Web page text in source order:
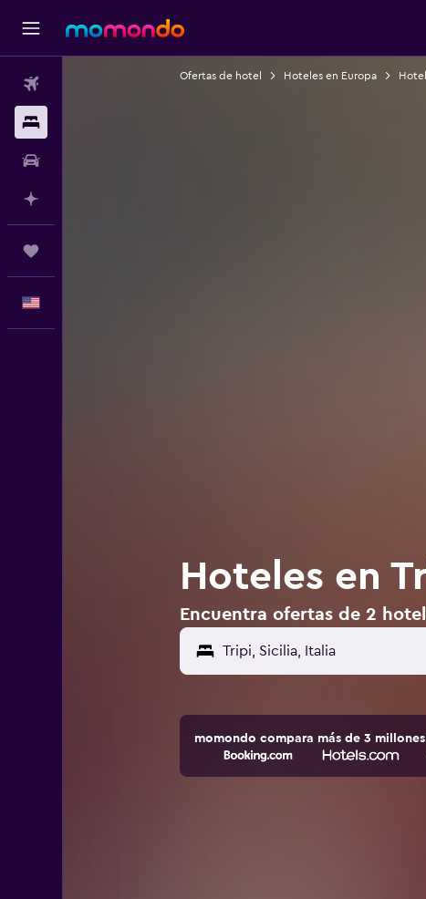
Ofertas de hotel Hoteles en Europa
Hoteles en
Encuentra ofertas de 2
momondo compara más de 3